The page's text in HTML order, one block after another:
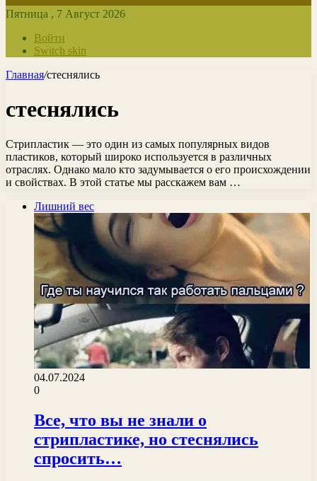
Пятница , 7 Август 2026
Войти
Switch skin
Главная/стеснялись
стеснялись
Стрипластик — это один из самых популярных видов
пластиков, который широко используется в различных
отраслях. Однако мало кто задумывается о его происхождении
и свойствах. В этой статье мы расскажем вам …
Лишний вес
04.07.2024
0
Все, что вы не знали о
стрипластике, но стеснялись
спросить…